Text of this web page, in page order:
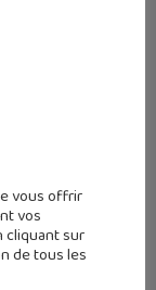
vous offrir
vos
cliquant sur
de tous les